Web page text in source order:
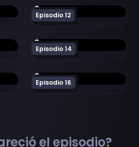
no Daisakusen Episodio 11
Episodio 12
Ver Yozakura-san Chi no
no Daisakusen Episodio 13
Episodio 14
Ver Yozakura-san Chi no
no Daisakusen Episodio 15
Episodio 16
Ver Yozakura-san Chi no
el episodio?